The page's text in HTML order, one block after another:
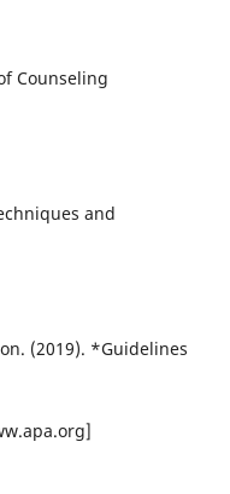
Counseling
and
(2019). *Guidelines